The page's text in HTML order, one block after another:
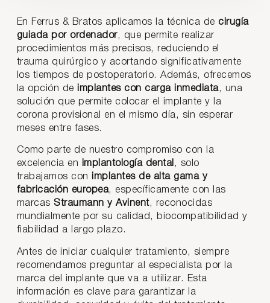
En Ferrus & Bratos aplicamos la técnica de cirugía
guiada por ordenador, que permite realizar
procedimientos más precisos, reduciendo el
trauma quirúrgico y acortando significativamente
los tiempos de postoperatorio. Además, ofrecemos
la opción de implantes con carga inmediata, una
solución que permite colocar el implante y la
corona provisional en el mismo día, sin esperar
meses entre fases.
Como parte de nuestro compromiso con la
excelencia en implantología dental , solo
trabajamos con implantes de alta gama y
fabricación europea, específicamente con las
marcas Straumann y Avinent, reconocidas
mundialmente por su calidad, biocompatibilidad y
fiabilidad a largo plazo.
Antes de iniciar cualquier tratamiento, siempre
recomendamos preguntar al especialista por la
marca del implante que va a utilizar. Esta
información es clave para garantizar la